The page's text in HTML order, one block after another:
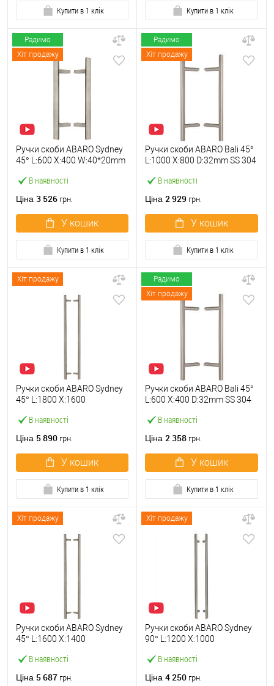
Купити в 1 клік Купити в 1 клік
Радимо
Хіт продажу
В наявності
Ручки скоби ABARO Sydney
45° L:600 X:400 W:40*20mm
(комплект)
Ціна 3 526 грн.
У кошик
Купити в 1 клік
Радимо
Хіт продажу
В наявності
Ручки скоби ABARO Bali 45°
L:1000 X:800 D:32mm SS 304
Ціна 2 929 грн.
У кошик
Купити в 1 клік
Хіт продажу
В наявності
Ручки скоби ABARO Sydney
45° L:1800 X:1600
сталь (комплект)
Ціна 5 890 грн.
У кошик
Купити в 1 клік
Радимо
Хіт продажу
В наявності
Ручки скоби ABARO Bali 45°
L:600 X:400 D:32mm SS 304
Ціна 2 358 грн.
У кошик
Купити в 1 клік
Хіт продажу
В наявності
Ручки скоби ABARO Sydney
45° L:1600 X:1400
сталь (комплект)
Ціна 5 687 грн.
Хіт продажу
В наявності
Ручки скоби ABARO Sydney
90° L:1200 X:1000
сталь (комплект)
Ціна 4 250 грн.